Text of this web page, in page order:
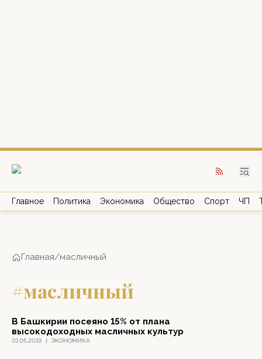
Главное Политика Экономика Общество Спорт ЧП
Главная/масличный
#масличный
01.05.2019 | ЭКОНОМИКА
В Башкирии посеяно 15% от плана
высокодоходных масличных культур